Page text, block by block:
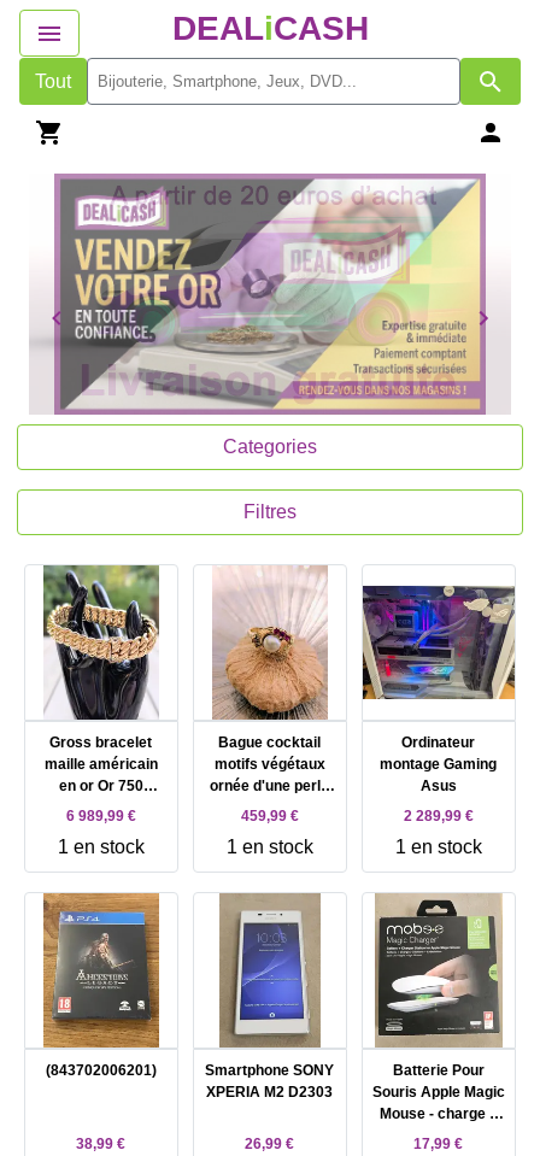
DEALiCASH
Tout
Categories
Filtres
Gross bracelet
maille américain
en or Or 750
Millième (18 CT)
6 989,99 €
1 en stock
Bague cocktail
motifs végétaux
ornée d'une perle
de culture et 3
Or 750 Millième (18
CT) 3,59g
459,99 €
1 en stock
Ordinateur
montage Gaming
Asus
2 289,99 €
1 en stock
(843702006201)
38,99 €
Smartphone SONY
XPERIA M2 D2303
26,99 €
Batterie Pour
Souris Apple Magic
Mouse - charge à
induction
17,99 €